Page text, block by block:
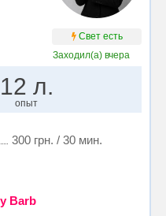
Свет есть
Заходил(а) вчера
12 л.
опыт
300 грн. / 30 мин.
Barb